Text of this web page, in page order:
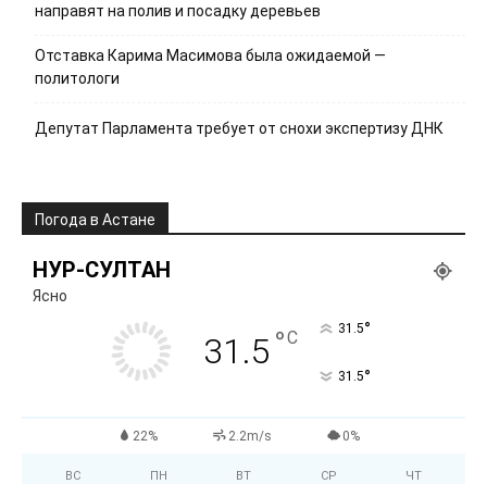
направят на полив и посадку деревьев
Отставка Карима Масимова была ожидаемой —
политологи
Депутат Парламента требует от снохи экспертизу ДНК
Погода в Астане
НУР-СУЛТАН
Ясно
31.5 °C 31.5°
31.5°
22% 2.2m/s 0%
ВС ПН ВТ СР ЧТ